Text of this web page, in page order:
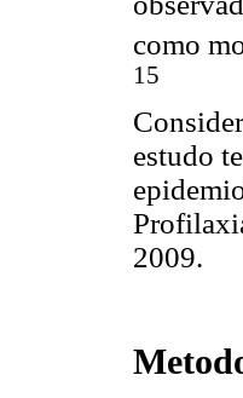
como
15
estudo
2009.